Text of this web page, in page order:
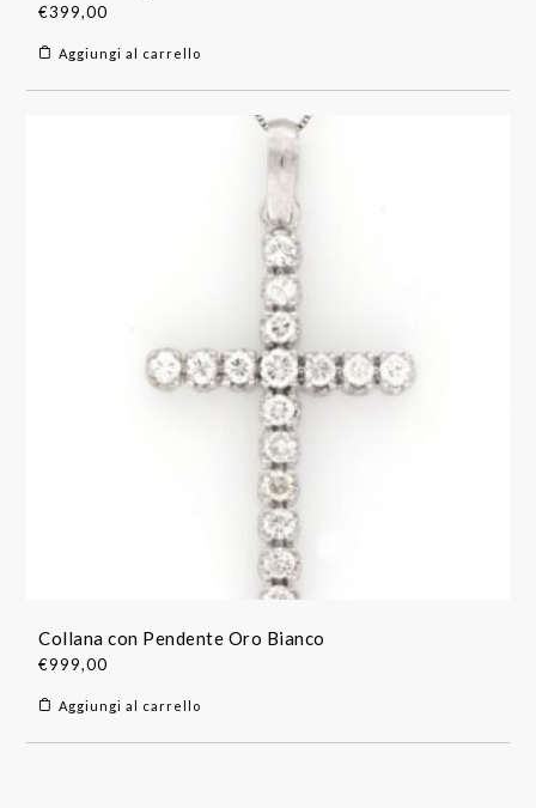
€399,00
Aggiungi al carrello
Collana con Pendente Oro Bianco
€999,00
Aggiungi al carrello